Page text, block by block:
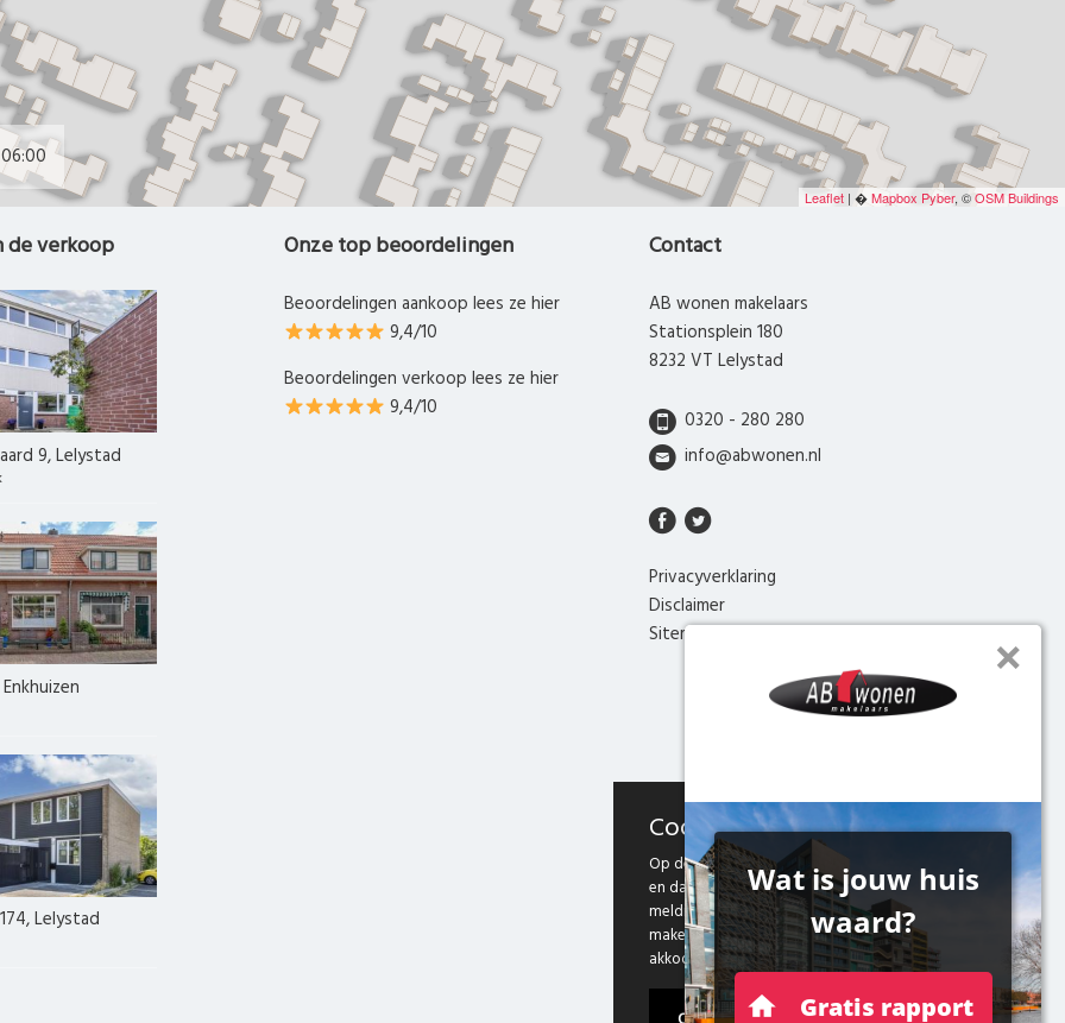
Leaflet | �Mapbox Pyber, ©OSM Buildings
06:00
verkoop
9, Lelystad
Lelystad
Onze top beoordelingen
Beoordelingen aankoop lees ze hier
9,4/10
Beoordelingen verkoop lees ze hier
9,4/10
Contact
AB wonen makelaars
Stationsplein 180
8232 VT Lelystad
0320 - 280 280
info@abwonen.nl
Privacyverklaring
Disclaimer
Sitemap
Cookies
Op deze website maken we gebruik van cookies
en daarmee vergelijkbare technieken. Door deze
melding te sluiten, of door gebruik te blijven
maken van onze website weten we dat je hiermee
akkoord gaat.